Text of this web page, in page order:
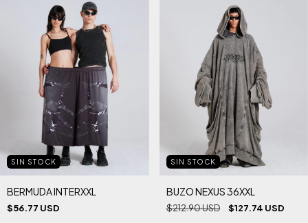
SIN STOCK
BERMUDA INTERXXL
$56.77 USD
SIN STOCK
BUZO NEXUS 36XXL
$212.90 USD $127.74 USD